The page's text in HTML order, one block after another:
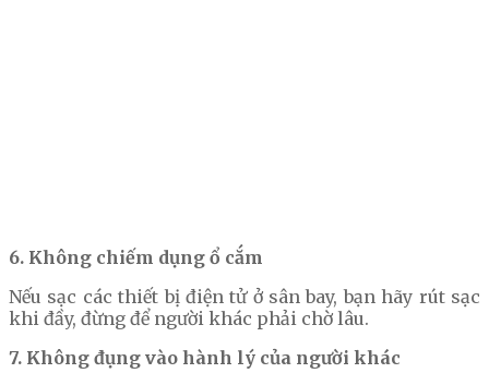
6. Không chiếm dụng ổ cắm
Nếu sạc các thiết bị điện tử ở sân bay, bạn hãy rút sạc
khi đầy, đừng để người khác phải chờ lâu.
7. Không đụng vào hành lý của người khác